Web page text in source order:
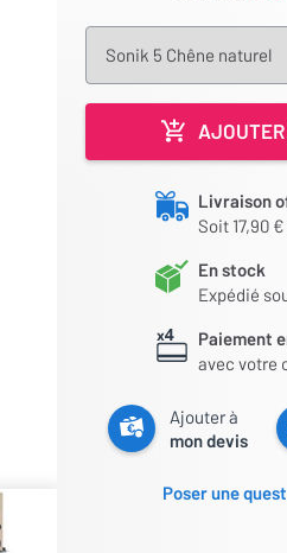
Livraison
Soit 17,90
En stock
Expédié
Paiement
avec votre
Ajouter à
mon devis
Poser une